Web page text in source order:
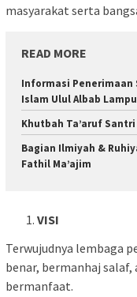
masyarakat serta
READ MORE
Informasi Penerimaan
Islam Ulul Albab
Khutbah Ta’aruf
Bagian Ilmiyah &
Fathil Ma’ajim
VISI
Terwujudnya lembaga
benar, bermanhaj
bermanfaat.